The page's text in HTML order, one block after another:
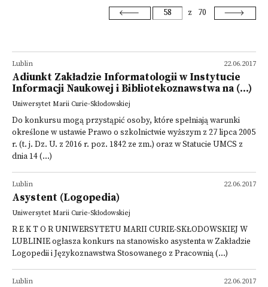
z 70
22.06.2017
Lublin
Adiunkt Zakładzie Informatologii w Instytucie
Informacji Naukowej i Bibliotekoznawstwa na (...)
Uniwersytet Marii Curie-Skłodowskiej
Do konkursu mogą przystąpić osoby, które spełniają warunki
określone w ustawie Prawo o szkolnictwie wyższym z 27 lipca 2005
r. (t. j. Dz. U. z 2016 r. poz. 1842 ze zm.) oraz w Statucie UMCS z
dnia 14 (...)
22.06.2017
Lublin
Asystent (Logopedia)
Uniwersytet Marii Curie-Skłodowskiej
R E K T O R UNIWERSYTETU MARII CURIE-SKŁODOWSKIEJ W
LUBLINIE ogłasza konkurs na stanowisko asystenta w Zakładzie
Logopedii i Językoznawstwa Stosowanego z Pracownią (...)
22.06.2017
Lublin